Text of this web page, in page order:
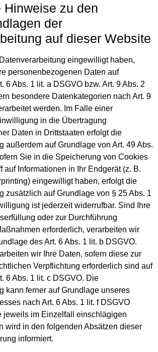
Hinweise zu den
der
auf dieser Website
eingewilligt haben,
personenbezogenen Daten auf
6 Abs. 1 lit. a DSGVO bzw. Art. 9 Abs. 2
besondere Datenkategorien nach Art. 9
werden. Im Falle einer
in die Übertragung
Daten in Drittstaaten erfolgt die
außerdem auf Grundlage von Art. 49 Abs.
Sie in die Speicherung von Cookies
auf Informationen in Ihr Endgerät (z. B.
eingewilligt haben, erfolgt die
zusätzlich auf Grundlage von § 25 Abs. 1
ist jederzeit widerrufbar. Sind Ihre
oder zur Durchführung
erforderlich, verarbeiten wir
des Art. 6 Abs. 1 lit. b DSGVO.
wir Ihre Daten, sofern diese zur
Verpflichtung erforderlich sind auf
6 Abs. 1 lit. c DSGVO. Die
kann ferner auf Grundlage unseres
nach Art. 6 Abs. 1 lit. f DSGVO
jeweils im Einzelfall einschlägigen
wird in den folgenden Absätzen dieser
informiert.